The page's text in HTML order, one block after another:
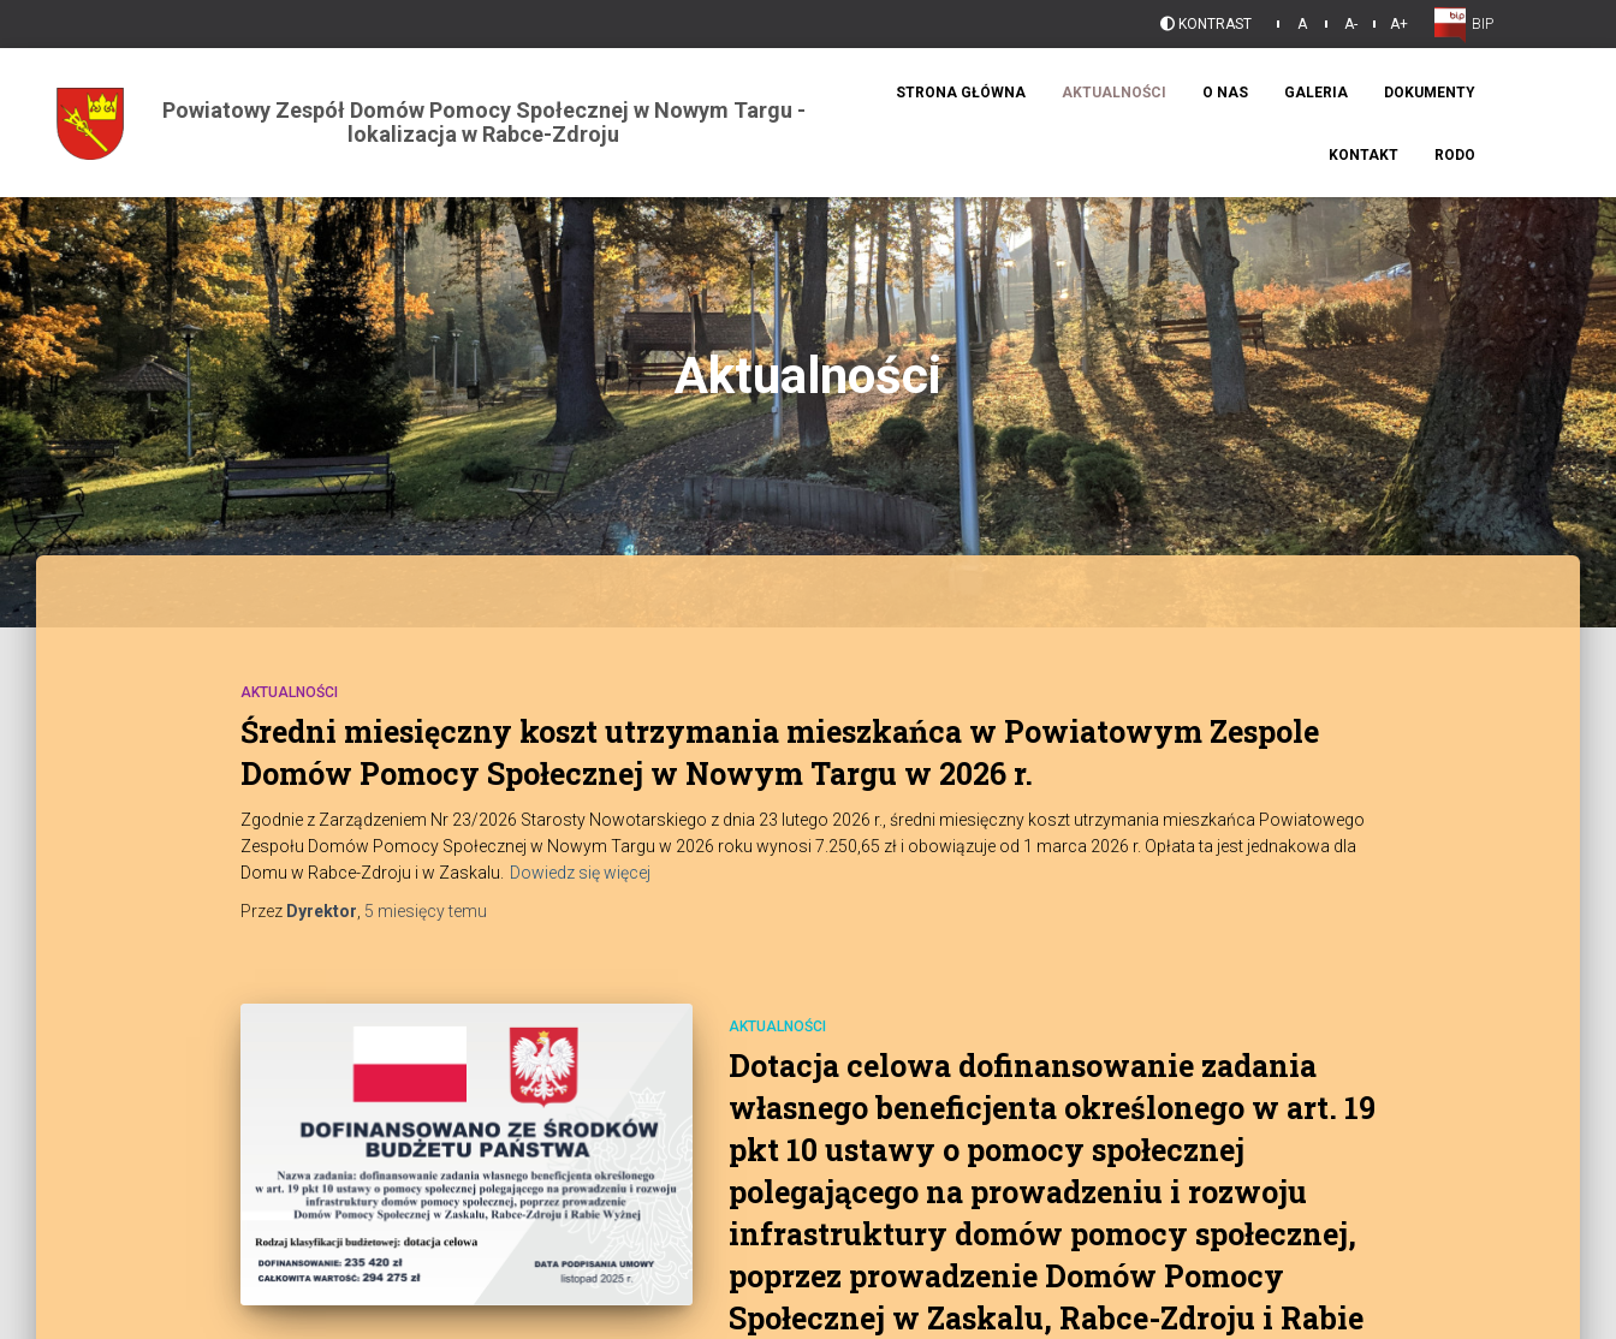
KONTRAST A A- A+ BIP
Powiatowy Zespół Domów Pomocy Społecznej w Nowym Targu -
lokalizacja w Rabce-Zdroju
STRONA GŁÓWNA AKTUALNOŚCI O NAS GALERIA DOKUMENTY
KONTAKT RODO
Aktualności
AKTUALNOŚCI
Średni miesięczny koszt utrzymania mieszkańca w Powiatowym Zespole
Domów Pomocy Społecznej w Nowym Targu w 2026 r.
Zgodnie z Zarządzeniem Nr 23/2026 Starosty Nowotarskiego z dnia 23 lutego 2026 r., średni miesięczny koszt utrzymania mieszkańca Powiatowego
Zespołu Domów Pomocy Społecznej w Nowym Targu w 2026 roku wynosi 7.250,65 zł i obowiązuje od 1 marca 2026 r. Opłata ta jest jednakowa dla
Domu w Rabce-Zdroju i w Zaskalu.
Dowiedz się więcej
Przez Dyrektor 5 miesięcytemu
AKTUALNOŚCI
Dotacja celowa dofinansowanie zadania
własnego beneficjenta określonego w art. 19
pkt 10 ustawy o pomocy społecznej
polegającego na prowadzeniu i rozwoju
infrastruktury domów pomocy społecznej,
poprzez prowadzenie Domów Pomocy
Społecznej w Zaskalu, Rabce-Zdroju i Rabie